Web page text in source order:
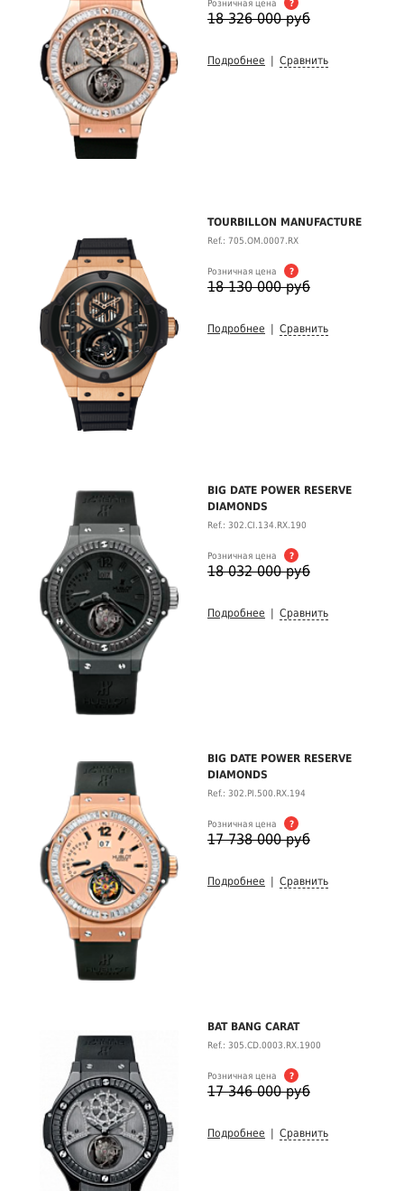
Розничная цена ?
18 326 000 руб
Подробнее Сравнить
TOURBILLON MANUFACTURE
Ref.: 705.OM.0007.RX
Розничная цена ?
18 130 000 руб
Подробнее Сравнить
BIG DATE POWER RESERVE
DIAMONDS
Ref.: 302.CI.134.RX.190
Розничная цена ?
18 032 000 руб
Подробнее Сравнить
BIG DATE POWER RESERVE
DIAMONDS
Ref.: 302.PI.500.RX.194
Розничная цена ?
17 738 000 руб
Подробнее Сравнить
BAT BANG CARAT
Ref.: 305.CD.0003.RX.1900
Розничная цена ?
17 346 000 руб
Подробнее Сравнить